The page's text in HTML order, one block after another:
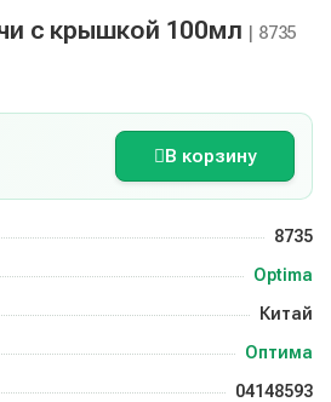
с крышкой 100мл | 8735
В корзину
8735
Optima
Китай
Оптима
04148593